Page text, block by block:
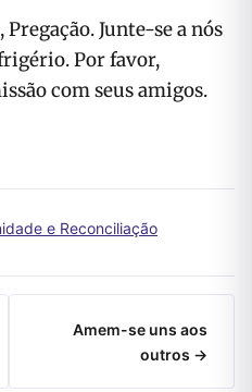
Junte-se a nós
Por favor,
com seus amigos.
e Reconciliação
Amem-se uns aos
outros →